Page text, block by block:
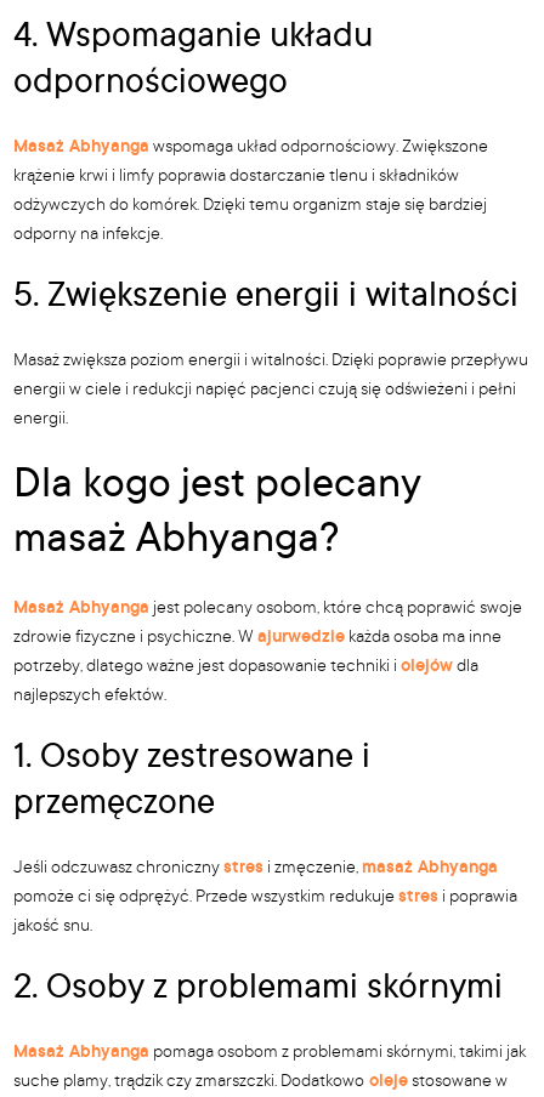
4. Wspomaganie układu
odpornościowego
Masaż Abhyanga wspomaga układ odpornościowy. Zwiększone
krążenie krwi i limfy poprawia dostarczanie tlenu i składników
odżywczych do komórek. Dzięki temu organizm staje się bardziej
odporny na infekcje.
5. Zwiększenie energii i witalności
Masaż zwiększa poziom energii i witalności. Dzięki poprawie przepływu
energii w ciele i redukcji napięć pacjenci czują się odświeżeni i pełni
energii.
Dla kogo jest polecany
masaż Abhyanga?
Masaż Abhyanga jest polecany osobom, które chcą poprawić swoje
zdrowie fizyczne i psychiczne. Wajurwedzie każda osoba ma inne
potrzeby, dlatego ważne jest dopasowanie techniki iolejówdla
najlepszych efektów.
1. Osoby zestresowane i
przemęczone
Jeśli odczuwasz chronicznystres i zmęczenie, masaż Abhyanga
pomoże ci się odprężyć. Przede wszystkim redukujestres i poprawia
jakość snu.
2. Osoby z problemami skórnymi
Masaż Abhyanga pomaga osobom z problemami skórnymi, takimi jak
suche plamy, trądzik czy zmarszczki. Dodatkowo olejestosowane w